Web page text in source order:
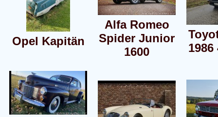
Opel Kapitän
Alfa Romeo
Spider Junior
1600
1986